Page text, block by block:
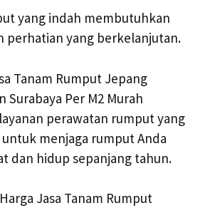
yang indah membutuhkan
perhatian yang berkelanjutan.
Tanam Rumput Jepang
Surabaya Per M2 Murah
perawatan rumput yang
menjaga rumput Anda
dan hidup sepanjang tahun.
Jasa Tanam Rumput